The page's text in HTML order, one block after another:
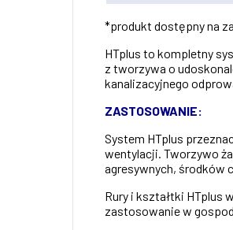
*produkt dostępny na
HTplus to kompletny
z tworzywa o
kanalizacyjnego
ZASTOSOWANIE:
System HTplus
wentylacji. Tworzywo
agresywnych, środków
Rury i kształtki HTplus
zastosowanie w